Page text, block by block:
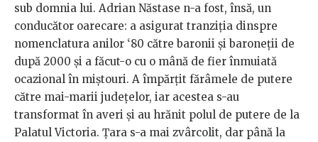
sub domnia lui. Adrian Năstase n-a fost, însă, un
conducător oarecare: a asigurat tranziția dinspre
nomenclatura anilor ‘80 către baronii și baroneții de
după 2000 și a făcut-o cu o mână de fier înmuiată
ocazional în miștouri. A împărțit fărâmele de putere
către mai-marii județelor, iar acestea s-au
transformat în averi și au hrănit polul de putere de la
Palatul Victoria. Țara s-a mai zvârcolit, dar până la